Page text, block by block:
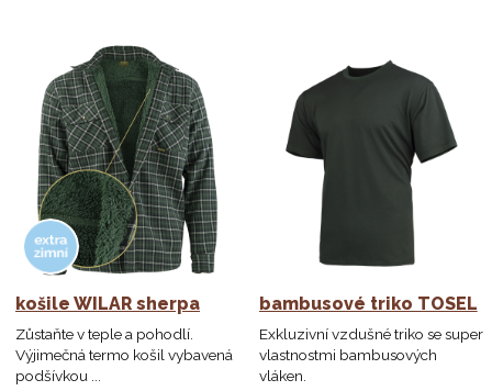
košile WILAR sherpa
Zůstaňte v teple a pohodlí.
Výjimečná termo košil vybavená
podšívkou ...
bambusové triko TOSEL
Exkluzivní vzdušné triko se super
vlastnostmi bambusových
vláken.